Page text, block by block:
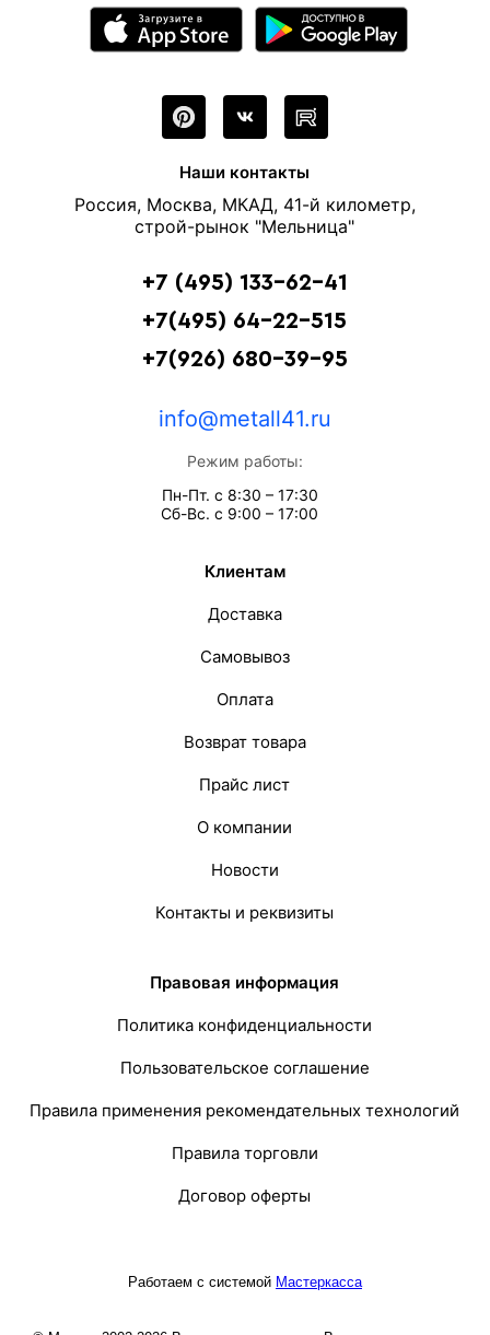
Наши контакты
Россия, Москва, МКАД, 41-й километр,
строй-рынок "Мельница"
+7 (495) 133-62-41
+7(495) 64-22-515
+7(926) 680-39-95
info@metall41.ru
Режим работы:
Пн-Пт. с 8:30 – 17:30
Сб-Вс. с 9:00 – 17:00
Клиентам
Доставка
Самовывоз
Оплата
Возврат товара
Прайс лист
О компании
Новости
Контакты и реквизиты
Правовая информация
Политика конфиденциальности
Пользовательское соглашение
Правила применения рекомендательных технологий
Правила торговли
Договор оферты
Работаем с системой Мастеркасса